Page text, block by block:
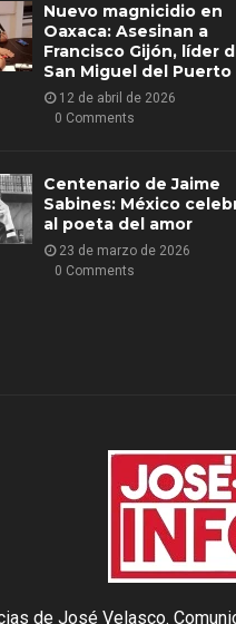
Nuevo magnicidio en
Oaxaca: Asesinan a
Francisco Gijón, líder
San Miguel del Puerto
12 de abril de 2026
0 Comments
Centenario de Jaime
Sabines: México
al poeta del amor
23 de marzo de 2026
0 Comments
de José Velasco.